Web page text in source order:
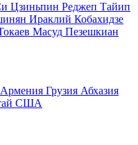
Цзиньпин Реджеп Тайип
Ираклий Кобахидзе
Масуд Пезешкиан
Армения Грузия Абхазия
США